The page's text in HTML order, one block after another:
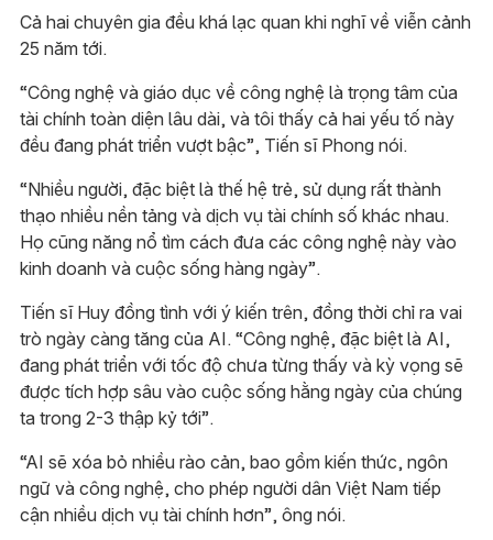
Cả hai chuyên gia đều khá lạc quan khi nghĩ về viễn cảnh
25 năm tới.
“Công nghệ và giáo dục về công nghệ là trọng tâm của
tài chính toàn diện lâu dài, và tôi thấy cả hai yếu tố này
đều đang phát triển vượt bậc”, Tiến sĩ Phong nói.
“Nhiều người, đặc biệt là thế hệ trẻ, sử dụng rất thành
thạo nhiều nền tảng và dịch vụ tài chính số khác nhau.
Họ cũng năng nổ tìm cách đưa các công nghệ này vào
kinh doanh và cuộc sống hàng ngày”.
Tiến sĩ Huy đồng tình với ý kiến trên, đồng thời chỉ ra vai
trò ngày càng tăng của AI. “Công nghệ, đặc biệt là AI,
đang phát triển với tốc độ chưa từng thấy và kỳ vọng sẽ
được tích hợp sâu vào cuộc sống hằng ngày của chúng
ta trong 2-3 thập kỷ tới”.
“AI sẽ xóa bỏ nhiều rào cản, bao gồm kiến thức, ngôn
ngữ và công nghệ, cho phép người dân Việt Nam tiếp
cận nhiều dịch vụ tài chính hơn”, ông nói.